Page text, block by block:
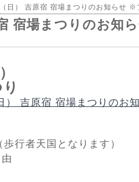
日） 吉原宿 宿場まつりのお知らせ ※
宿場まつりのお知
行者天国となります）